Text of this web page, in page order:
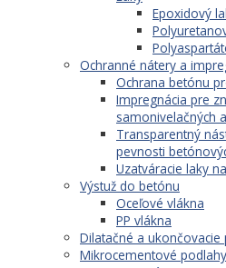
Epoxidový
Ochranné nátery a
Ochrana betónu
Impregnácia pre
samonivelačných
Transparentný
pevnosti
Uzatváracie laky
Výstuž do betónu
Oceľové vlákna
PP vlákna
Dilatačné a ukončovacie
Mikrocementové